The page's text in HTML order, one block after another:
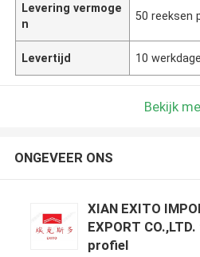
Levering vermoge
n
50 reeksen
Levertijd 10
Bekijk
ONGEVEER ONS
XIAN EXITO
EXPORT
profiel